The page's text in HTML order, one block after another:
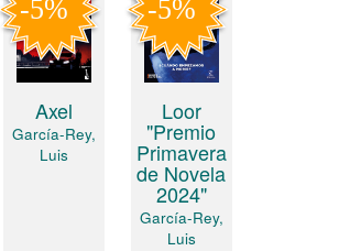
Axel
García-Rey,
Luis
Loor
"Premio
Primavera
de Novela
2024"
García-Rey,
Luis